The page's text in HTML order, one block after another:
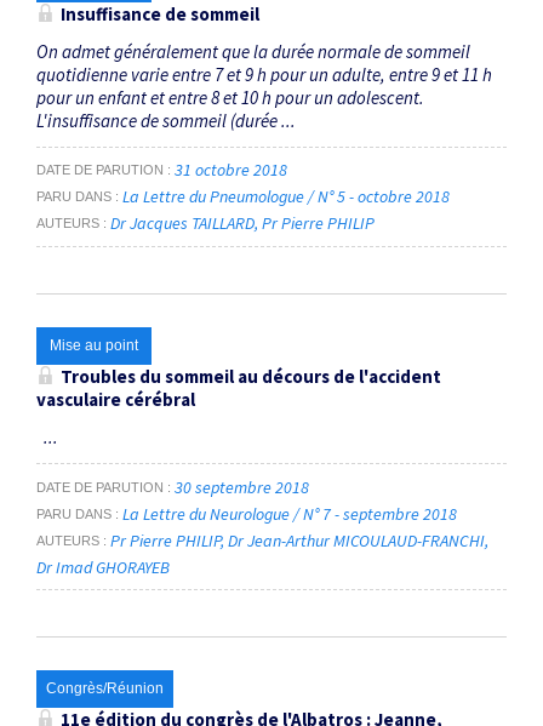
Insuffisance de sommeil
On admet généralement que la durée normale de sommeil
quotidienne varie entre 7 et 9 h pour un adulte, entre 9 et 11 h
pour un enfant et entre 8 et 10 h pour un adolescent.
L'insuffisance de sommeil (durée ...
DATE DE PARUTION 31 octobre 2018
PARU DANS La Lettre du Pneumologue / N° 5 - octobre 2018
AUTEURS Dr Jacques TAILLARD Pr Pierre PHILIP
Mise au point
Troubles du sommeil au décours de l'accident
vasculaire cérébral
...
DATE DE PARUTION 30 septembre 2018
PARU DANS La Lettre du Neurologue / N° 7 - septembre 2018
AUTEURS Pr Pierre PHILIP Dr Jean-Arthur MICOULAUD-FRANCHI
Dr Imad GHORAYEB
Congrès/Réunion
11e édition du congrès de l'Albatros : Jeanne,